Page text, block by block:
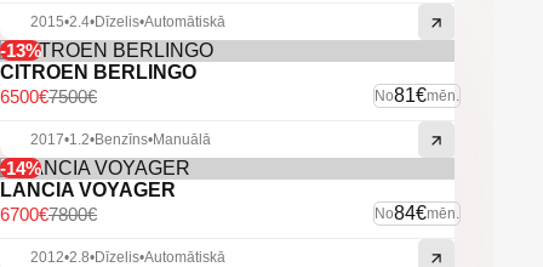
2015•2.4•Dīzelis•Automātiskā
-13%
CITROEN BERLINGO
No81€mēn.
7500€
6500€
2017•1.2•Benzīns•Manuālā
-14%
LANCIA VOYAGER
No84€mēn.
7800€
6700€
2012•2.8•Dīzelis•Automātiskā